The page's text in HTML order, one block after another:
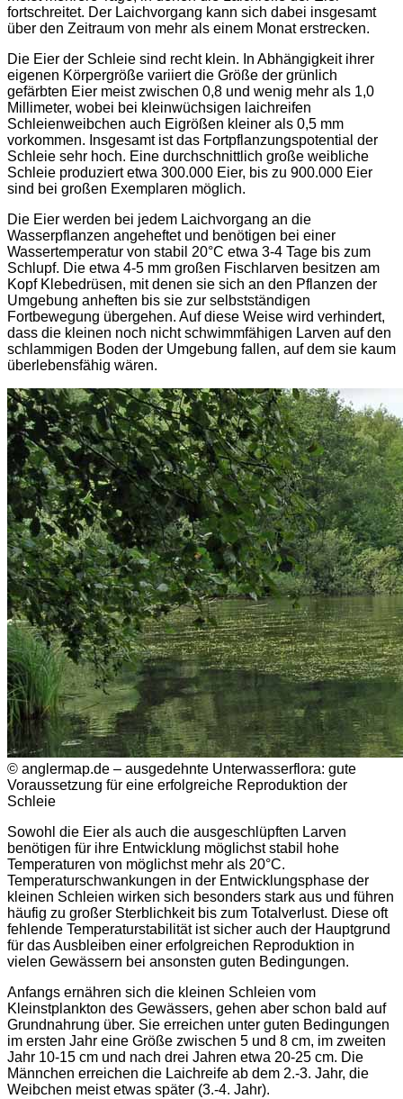
fortschreitet. Der Laichvorgang kann sich dabei insgesamt
über den Zeitraum von mehr als einem Monat erstrecken.
Die Eier der Schleie sind recht klein. In Abhängigkeit ihrer
eigenen Körpergröße variiert die Größe der grünlich
gefärbten Eier meist zwischen 0,8 und wenig mehr als 1,0
Millimeter, wobei bei kleinwüchsigen laichreifen
Schleienweibchen auch Eigrößen kleiner als 0,5 mm
vorkommen. Insgesamt ist das Fortpflanzungspotential der
Schleie sehr hoch. Eine durchschnittlich große weibliche
Schleie produziert etwa 300.000 Eier, bis zu 900.000 Eier
sind bei großen Exemplaren möglich.
Die Eier werden bei jedem Laichvorgang an die
Wasserpflanzen angeheftet und benötigen bei einer
Wassertemperatur von stabil 20°C etwa 3-4 Tage bis zum
Schlupf. Die etwa 4-5 mm großen Fischlarven besitzen am
Kopf Klebedrüsen, mit denen sie sich an den Pflanzen der
Umgebung anheften bis sie zur selbstständigen
Fortbewegung übergehen. Auf diese Weise wird verhindert,
dass die kleinen noch nicht schwimmfähigen Larven auf den
schlammigen Boden der Umgebung fallen, auf dem sie kaum
überlebensfähig wären.
© anglermap.de – ausgedehnte Unterwasserflora: gute
Voraussetzung für eine erfolgreiche Reproduktion der
Schleie
Sowohl die Eier als auch die ausgeschlüpften Larven
benötigen für ihre Entwicklung möglichst stabil hohe
Temperaturen von möglichst mehr als 20°C.
Temperaturschwankungen in der Entwicklungsphase der
kleinen Schleien wirken sich besonders stark aus und führen
häufig zu großer Sterblichkeit bis zum Totalverlust. Diese oft
fehlende Temperaturstabilität ist sicher auch der Hauptgrund
für das Ausbleiben einer erfolgreichen Reproduktion in
vielen Gewässern bei ansonsten guten Bedingungen.
Anfangs ernähren sich die kleinen Schleien vom
Kleinstplankton des Gewässers, gehen aber schon bald auf
Grundnahrung über. Sie erreichen unter guten Bedingungen
im ersten Jahr eine Größe zwischen 5 und 8 cm, im zweiten
Jahr 10-15 cm und nach drei Jahren etwa 20-25 cm. Die
Männchen erreichen die Laichreife ab dem 2.-3. Jahr, die
Weibchen meist etwas später (3.-4. Jahr).